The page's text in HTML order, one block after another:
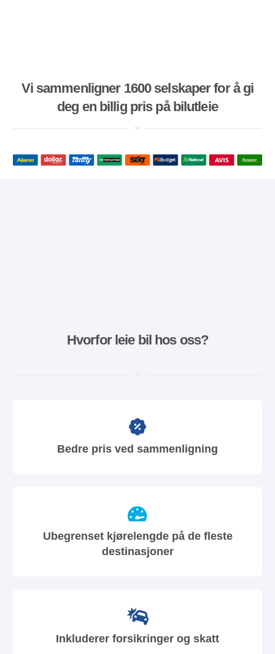
Vi sammenligner 1600 selskaper for å gi
deg en billig pris på bilutleie
Hvorfor leie bil hos oss?
Bedre pris ved sammenligning
Ubegrenset kjørelengde på de fleste
destinasjoner
Inkluderer forsikringer og skatt